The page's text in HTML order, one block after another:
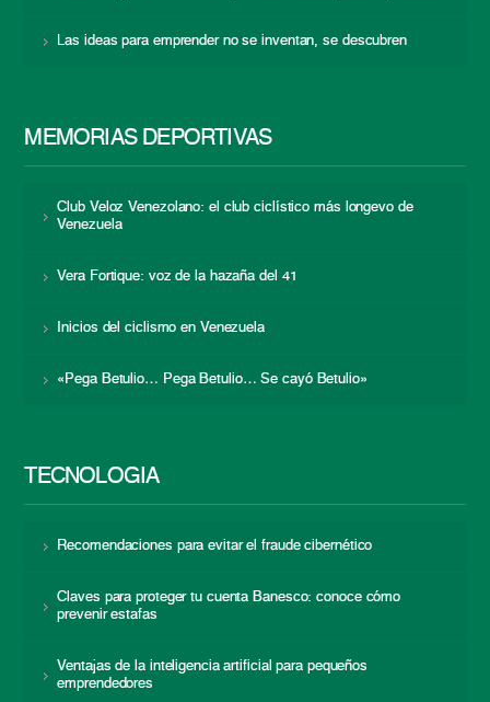
Las ideas para emprender no se inventan, se descubren
MEMORIAS DEPORTIVAS
Club Veloz Venezolano: el club ciclístico más longevo de
Venezuela
Vera Fortique: voz de la hazaña del 41
Inicios del ciclismo en Venezuela
«Pega Betulio… Pega Betulio… Se cayó Betulio»
TECNOLOGÍA
Recomendaciones para evitar el fraude cibernético
Claves para proteger tu cuenta Banesco: conoce cómo
prevenir estafas
Ventajas de la inteligencia artificial para pequeños
emprendedores